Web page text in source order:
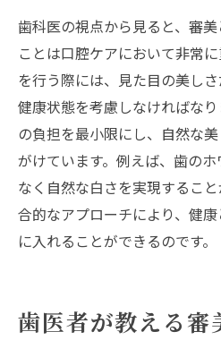
歯科医の視点から見ると、審
ことは口腔ケアにおいて非常
を行う際には、見た目の美し
健康状態を考慮しなければな
の負担を最小限にし、自然な
がけています。例えば、歯の
なく自然な白さを実現するこ
合的なアプローチにより、健
に入れることができるのです。
歯医者が教える審